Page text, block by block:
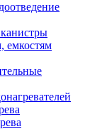
емкостям